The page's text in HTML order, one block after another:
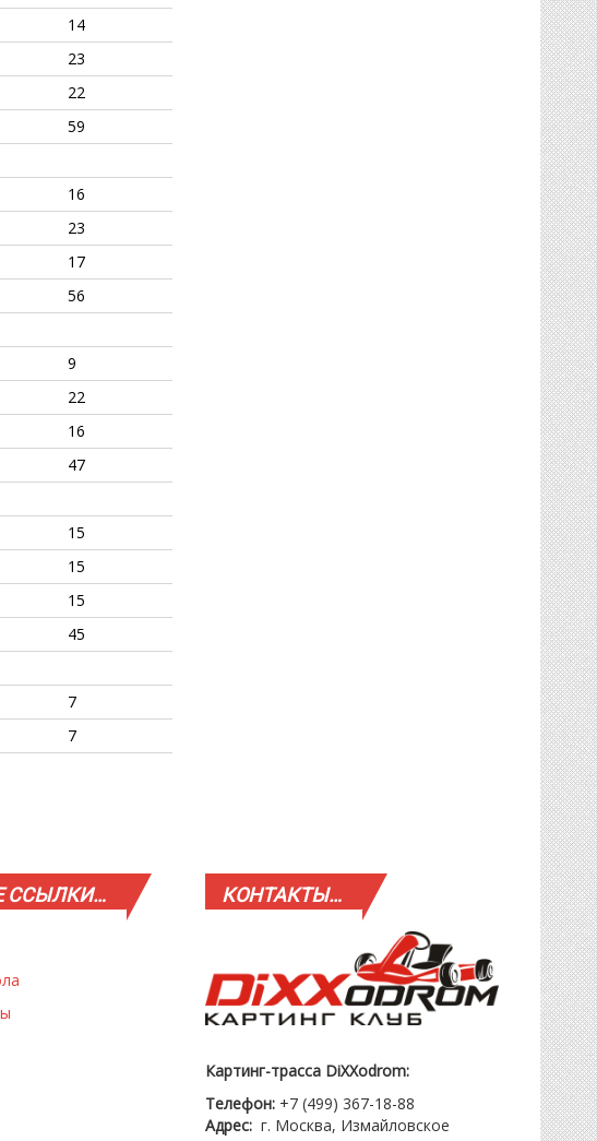
14
23
22
59
16
23
17
56
9
22
16
47
15
15
15
45
7
7
ССЫЛКИ… КОНТАКТЫ…
Картинг-трасса DiXXodrom:
Телефон: +7 (499) 367-18-88
Адрес: г. Москва, Измайловское